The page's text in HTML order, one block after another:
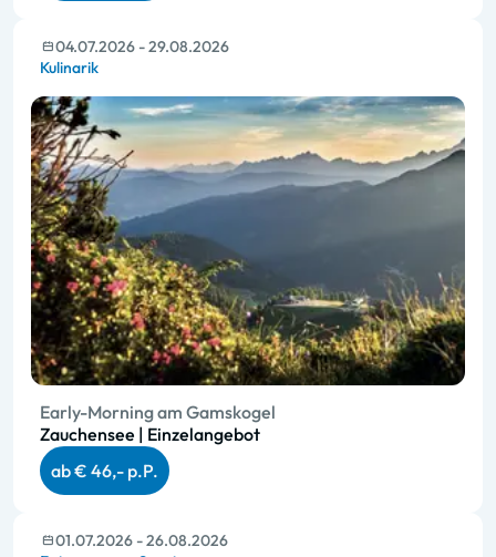
04.07.2026 - 29.08.2026
Kulinarik
Early-Morning am Gamskogel
Zauchensee | Einzelangebot
ab € 46,- p.P.
01.07.2026 - 26.08.2026